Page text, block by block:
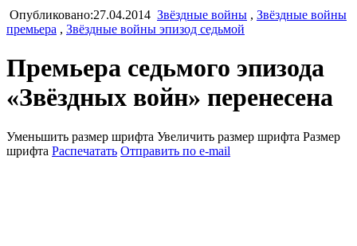
Опубликовано:27.04.2014 Звёздные войны , Звёздные войны
премьера , Звёздные войны эпизод седьмой
Премьера седьмого эпизода
«Звёздных войн» перенесена
Уменьшить размер шрифта Увеличить размер шрифта Размер
шрифта Распечатать Отправить по e-mail